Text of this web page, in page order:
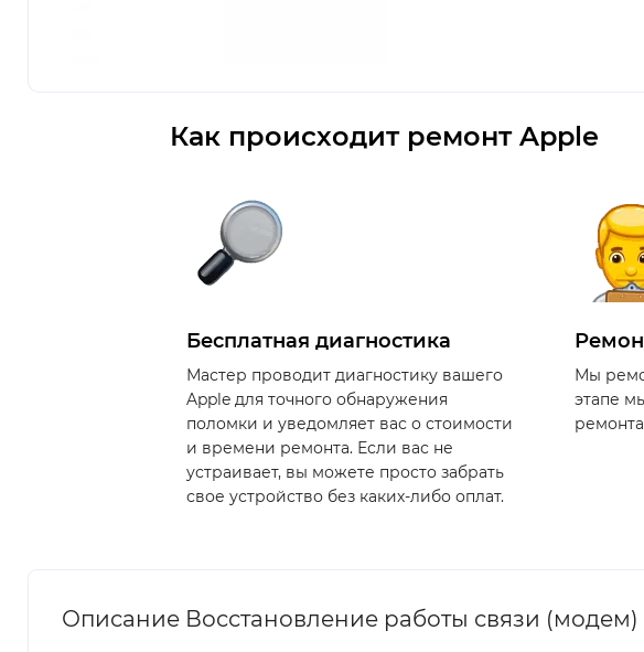
Как происходит ремонт Apple
Бесплатная диагностика
Мастер проводит диагностику вашего
Apple для точного обнаружения
поломки и уведомляет вас о стоимости
и времени ремонта. Если вас не
устраивает, вы можете просто забрать
свое устройство без каких-либо оплат.
Мы
этапе
Описание Восстановление работы связи (модем)